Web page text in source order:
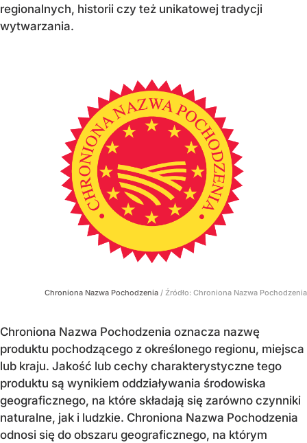
regionalnych, historii czy też unikatowej tradycji
wytwarzania.
Chroniona Nazwa Pochodzenia / Źródło: Chroniona Nazwa Pochodzenia
Chroniona Nazwa Pochodzenia oznacza nazwę
produktu pochodzącego z określonego regionu, miejsca
lub kraju. Jakość lub cechy charakterystyczne tego
produktu są wynikiem oddziaływania środowiska
geograficznego, na które składają się zarówno czynniki
naturalne, jak i ludzkie. Chroniona Nazwa Pochodzenia
odnosi się do obszaru geograficznego, na którym